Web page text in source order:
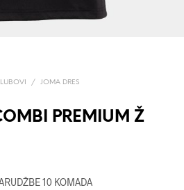
/ JOMA DRES
PREMIUM Ž
10 KOMADA